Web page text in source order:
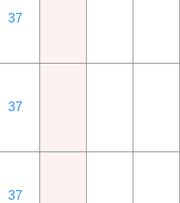
37
37
37